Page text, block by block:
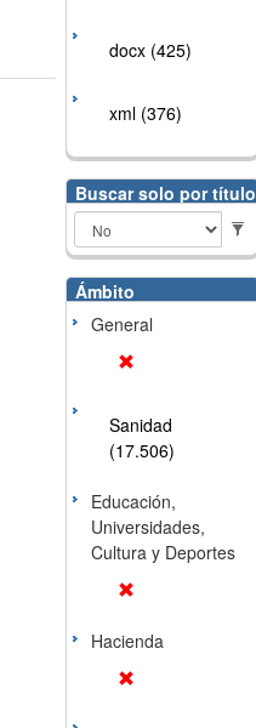
docx (425)
xml (376)
Buscar solo por título
Ámbito
General
Sanidad
(17.506)
Educación,
Universidades,
Cultura y Deportes
Hacienda